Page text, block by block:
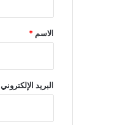
*
الاسم *
البريد الإلكتروني